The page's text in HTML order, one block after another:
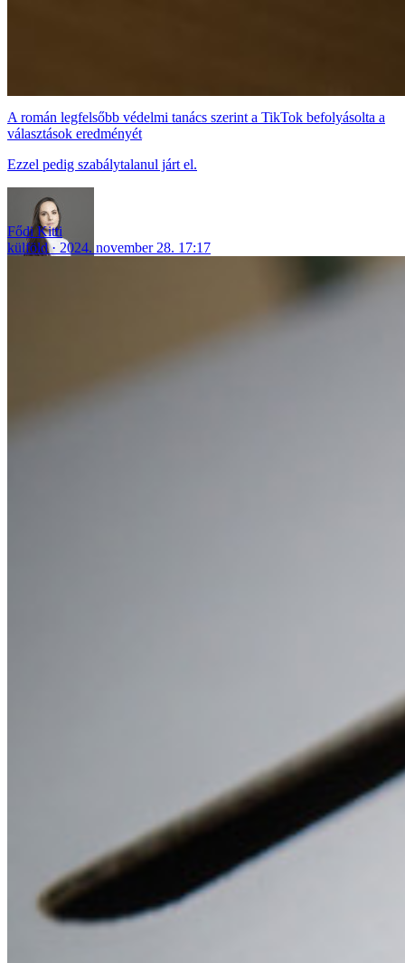
A román legfelsőbb védelmi tanács szerint a TikTok befolyásolta a
választások eredményét
Ezzel pedig szabálytalanul járt el.
Fődi Kitti
külföld
2024. november 28. 17:17